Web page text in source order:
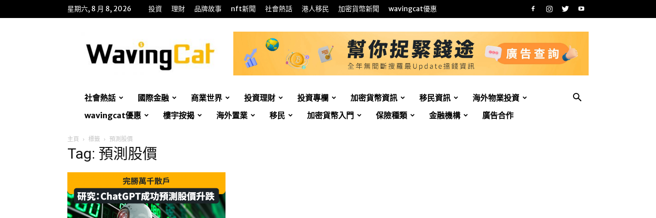
星期六, 8 月 8, 2026 投資 理財 品牌故事 nft新聞 社會熱話 港人移民 加密貨幣新聞 wavingcat優惠
招
財
貓
社會熱話 國際金融 商業世界 投資理財 投資專欄 加密貨幣資訊 移民資訊
海外物業投資
wavingcat優惠
樓宇按揭 海外置業 移民 加密貨幣入門 保險種類 金融機構 廣告合作
主頁 標籤 預測股價
Tag: 預測股價